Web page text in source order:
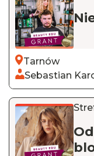
Tarnów
Sebastian